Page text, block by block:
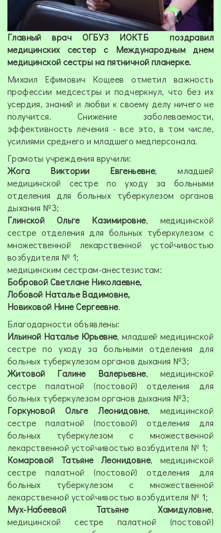
Главный врач ОГБУЗ ИОКТБ поздравил
медицинских сестер с Международным днем
медицинской сестры на пятничной планерке.
Михаил Ефимович Кощеев отметил важность
профессии медсестры и подчеркнул, что без их
усердия, знаний и любви к своему делу ничего не
получится. Снижение заболеваемости,
эффективность лечения - все это, в том числе,
усилиями среднего и младшего медперсонала.
Грамоты учреждения вручили:
Жога Виктории Евгеньевне, младшей
медицинской сестре по уходу за больными
отделения для больных туберкулезом органов
дыхания №3;
Глинской Ольге Казимировне, медицинской
сестре отделения для больных туберкулезом с
множественной лекарственной устойчивостью
возбудителя № 1;
медицинским сестрам-анестезистам:
Бобровой Светлане Николаевне,
Лобовой Наталье Вадимовне,
Новиковой Нине Сергеевне.
Благодарности объявлены:
Ильиной Наталье Юрьевне, младшей медицинской
сестре по уходу за больными отделения для
больных туберкулезом органов дыхания №3;
Житовой Галине Валерьевне, медицинской
сестре палатной (постовой) отделения для
больных туберкулезом органов дыхания №3;
Горкуновой Ольге Леонидовне, медицинской
сестре палатной (постовой) отделения для
больных туберкулезом с множественной
лекарственной устойчивостью возбудителя № 1;
Комаровой Татьяне Леонидовне, медицинской
сестре палатной (постовой) отделения для
больных туберкулезом с множественной
лекарственной устойчивостью возбудителя № 1;
Мух-Набеевой Татьяне Хамидуловне,
медицинской сестре палатной (постовой)